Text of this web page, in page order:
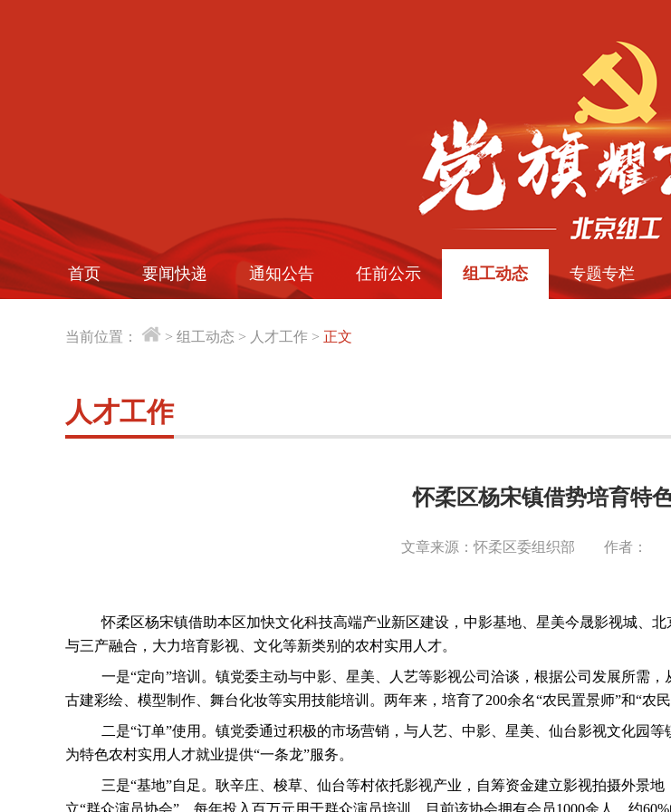
首页 要闻快递 通知公告 任前公示 组工动态 专题专栏
当前位置： > 组工动态 > 人才工作 > 正文
人才工作
怀柔区杨宋镇借势培育特
文章来源：怀柔区委组织部 作者：
怀柔区杨宋镇借助本区加快文化科技高端产业新区建设，中影基地、星美今晟影视城、
与三产融合，大力培育影视、文化等新类别的农村实用人才。
一是“定向”培训。镇党委主动与中影、星美、人艺等影视公司洽谈，根据公司发展所需
古建彩绘、模型制作、舞台化妆等实用技能培训。两年来，培育了200余名“农民置景师”和“农民
二是“订单”使用。镇党委通过积极的市场营销，与人艺、中影、星美、仙台影视文化园
为特色农村实用人才就业提供“一条龙”服务。
三是“基地”自足。耿辛庄、梭草、仙台等村依托影视产业，自筹资金建立影视拍摄外景
立“群众演员协会”，每年投入百万元用于群众演员培训，目前该协会拥有会员1000余人，约